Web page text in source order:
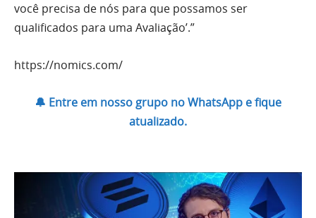
você precisa de nós para que possamos ser
qualificados para uma Avaliação’.”
https://nomics.com/
🔔 Entre em nosso grupo no WhatsApp e fique
atualizado.